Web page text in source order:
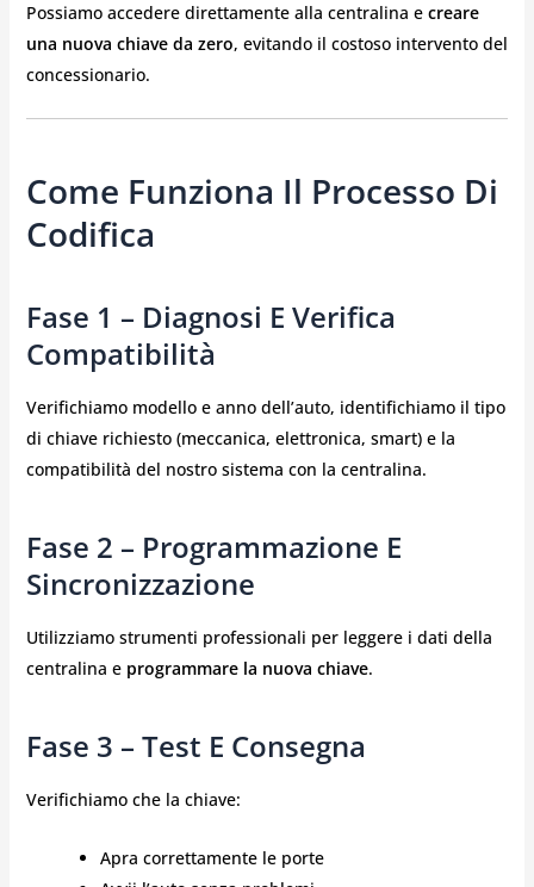
Possiamo accedere direttamente alla centralina e creare
una nuova chiave da zero, evitando il costoso intervento del
concessionario.
Come Funziona Il Processo Di
Codifica
Fase 1 – Diagnosi E Verifica
Compatibilità
Verifichiamo modello e anno dell’auto, identifichiamo il tipo
di chiave richiesto (meccanica, elettronica, smart) e la
compatibilità del nostro sistema con la centralina.
Fase 2 – Programmazione E
Sincronizzazione
Utilizziamo strumenti professionali per leggere i dati della
centralina e programmare la nuova chiave.
Fase 3 – Test E Consegna
Verifichiamo che la chiave:
Apra correttamente le porte